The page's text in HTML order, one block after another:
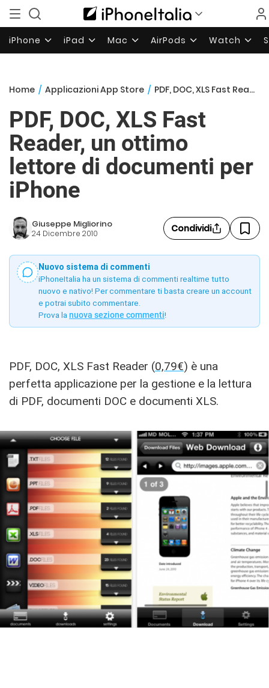
iPhone iPad Mac AirPods Watch
Home / Applicazioni App Store / PDF, DOC, XLS Fast Reader, un ottimo lettore di documenti per iPhone
PDF, DOC, XLS Fast
Reader, un ottimo
lettore di documenti per
iPhone
Giuseppe Migliorino
24 Dicembre 2010 Condividi
Nuovo sistema di commenti
iPhoneItalia ha un sistema di commenti realtime tutto
nuovo e nativo! Per commentare ti basta creare un account
e potrai subito commentare.
Prova la nuova sezione commenti!
PDF, DOC, XLS Fast Reader (0,79€) è una
perfetta applicazione per la gestione e la lettura
di PDF, documenti DOC e documenti XLS.